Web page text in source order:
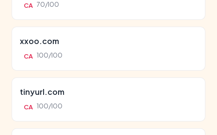
CA 70/100
xxoo.com
CA 100/100
tinyurl.com
CA 100/100